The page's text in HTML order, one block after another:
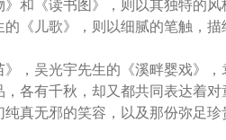
和《读书图》，则以其独特的
《儿歌》，则以细腻的笔触，描
，吴光宇先生的《溪畔婴戏》
，各有千秋，却又都共同表达着
真无邪的笑容，以及那份弥足珍